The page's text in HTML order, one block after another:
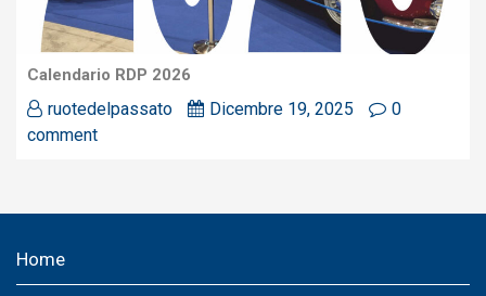
Calendario RDP 2026
ruotedelpassato Dicembre 19, 2025
0
comment
Home